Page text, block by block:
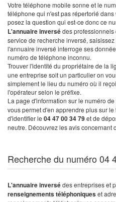
Votre téléphone mobile sonne et le
téléphone qui n'est pas répertorié
posez la question qui est-ce donc ce
L'annuaire inversédes professionnels
service de recherche inversé,
l'annuaire inversé interroge ses
numéro de téléphone inconnu.
Trouver l'identité du propriétaire de la
une entreprise soit un particulier on
simplement le lieu du numéro où il
l'opérateur selon le préfixe.
La page d'information sur le numéro
vous permet d'en apprendre plus sur
d'identifier le 04 47 00 34 79et de
neutre. Découvrez les avis concernant
Recherche du numéro 04
L'annuaire inversédes entreprises et
renseignements téléphoniqueset